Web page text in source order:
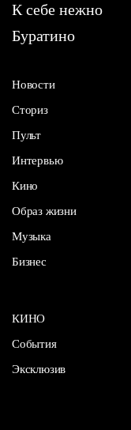
К себе нежно
Буратино
Новости
Сториз
Пульт
Интервью
Кино
Образ жизни
Музыка
Бизнес
КИНО
События
Эксклюзив